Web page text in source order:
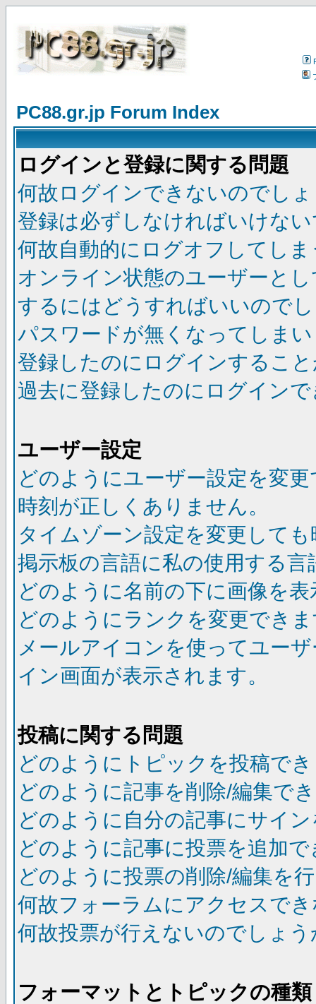
PC88.gr.jp Forum Index
ログインと登録に関する問題
何故ログインできないのでし
登録は必ずしなければいけな
何故自動的にログオフしてし
オンライン状態のユーザーと
するにはどうすればいいので
パスワードが無くなってしま
登録したのにログインするこ
過去に登録したのにログイン
ユーザー設定
どのようにユーザー設定を変
時刻が正しくありません。
タイムゾーン設定を変更して
掲示板の言語に私の使用する
どのように名前の下に画像を
どのようにランクを変更でき
メールアイコンを使ってユー
イン画面が表示されます。
投稿に関する問題
どのようにトピックを投稿で
どのように記事を削除/編集で
どのように自分の記事にサイ
どのように記事に投票を追加
どのように投票の削除/編集を
何故フォーラムにアクセスで
何故投票が行えないのでしょう
フォーマットとトピックの種類